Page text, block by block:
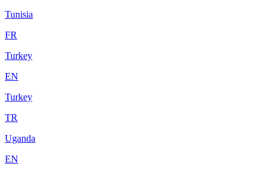
Tunisia
FR
Turkey
EN
Turkey
TR
Uganda
EN